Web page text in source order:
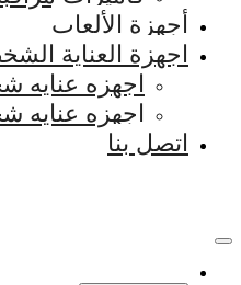
أجهزة الألعاب
اجهزة العناية
اجهزه عنايه
اجهزه عنايه
اتصل بنا